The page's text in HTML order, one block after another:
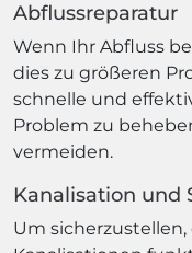
Abflussreparatur
Wenn Ihr Abfluss
dies zu größeren
schnelle und
Problem zu
vermeiden.
Kanalisation und
Um sicherzustellen,